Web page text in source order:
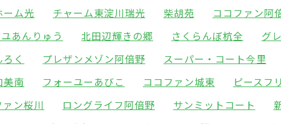
ーム光 チャーム東淀川瑞光 柴胡苑 ココファン阿
あんりゅう 北田辺輝きの郷 さくらんぼ杭全 グ
く プレザンメゾン阿倍野 スーパー・コート今里
美南 フォーユーあびこ ココファン城東 ピースフ
ァン桜川 ロングライフ阿倍野 サンミットコート